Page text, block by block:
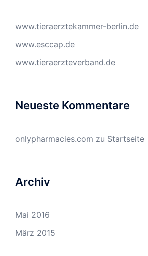
www.tieraerztekammer-berlin.de
www.esccap.de
www.tieraerzteverband.de
Neueste Kommentare
onlypharmacies.com zu Startseite
Archiv
Mai 2016
März 2015